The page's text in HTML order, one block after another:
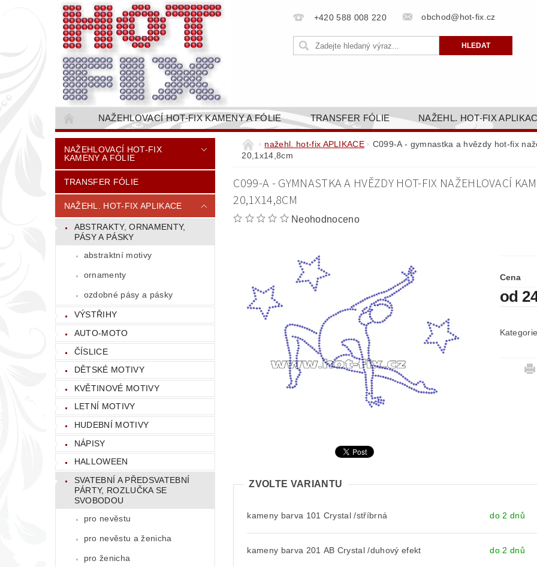
+420 588 008 220 obchod@hot-fix.cz
NAŽEHLOVACÍ HOT-FIX KAMENY A FÓLIE TRANSFER FÓLIE NAŽEHL. HOT-FIX
NAŠÍVACÍ KAMÍNKOVÉ ŘETĚZY / ŠTASOVÉ BORTY BAREVNICE PŘÍSLUŠENSTVÍ
VŠE PRO STROJNÍ VYŠÍVÁNÍ - VYSIVACI.CZ
BAREVNICE KAMENŮ NÁVODY OBCHODNÍ PODMÍNKY PRO E-SHOP HOT-FIX.CZ
CENÍK DOPRAVY (NÁKLADŮ EXPEDICE) PLATNÝ OD 14. 1.2025
NAŽEHLOVACÍ HOT-FIX
KAMENY A FÓLIE
TRANSFER FÓLIE
NAŽEHL. HOT-FIX APLIKACE
ABSTRAKTY, ORNAMENTY,
PÁSY A PÁSKY
abstraktní motivy
ornamenty
ozdobné pásy a pásky
VÝSTŘIHY
AUTO-MOTO
ČÍSLICE
DĚTSKÉ MOTIVY
KVĚTINOVÉ MOTIVY
LETNÍ MOTIVY
HUDEBNÍ MOTIVY
NÁPISY
HALLOWEEN
SVATEBNÍ A PŘEDSVATEBNÍ
PÁRTY, ROZLUČKA SE
SVOBODOU
pro nevěstu
pro nevěstu a ženicha
pro ženicha
nažehl. hot-fix APLIKACE
C099-A - gymnastka a hvězdy hot-fix
20,1x14,8cm
C099-A - GYMNASTKA A HVĚZDY HOT-FIX NAŽEHLOVACÍ
20,1X14,8CM
Neohodnoceno
Cena
od
Kategorie
ZVOLTE VARIANTU
kameny barva 101 Crystal /stříbrná do 2 dnů
kameny barva 201 AB Crystal /duhový efekt do 2 dnů